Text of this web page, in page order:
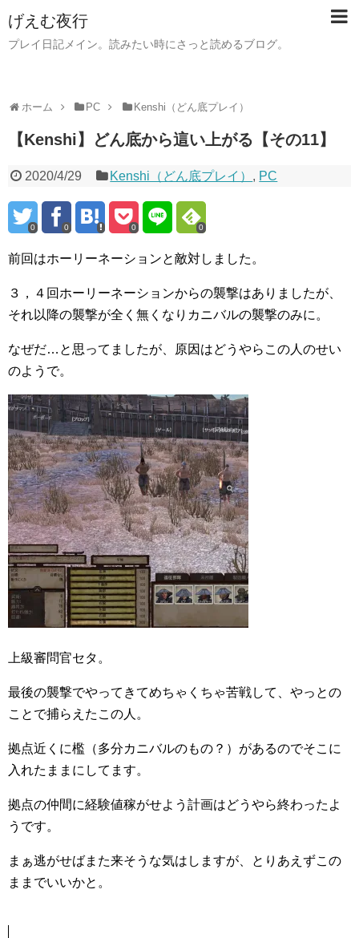
げえむ夜行
プレイ日記メイン。読みたい時にさっと読めるブログ。
ホーム PC Kenshi（どん底プレイ）
【Kenshi】どん底から這い上がる【その11】
2020/4/29 Kenshi（どん底プレイ） , PC
0 0 0 0
前回はホーリーネーションと敵対しました。
３，４回ホーリーネーションからの襲撃はありましたが、
それ以降の襲撃が全く無くなりカニバルの襲撃のみに。
なぜだ…と思ってましたが、原因はどうやらこの人のせい
のようで。
上級審問官セタ。
最後の襲撃でやってきてめちゃくちゃ苦戦して、やっとの
ことで捕らえたこの人。
拠点近くに檻（多分カニバルのもの？）があるのでそこに
入れたままにしてます。
拠点の仲間に経験値稼がせよう計画はどうやら終わったよ
うです。
まぁ逃がせばまた来そうな気はしますが、とりあえずこの
ままでいいかと。